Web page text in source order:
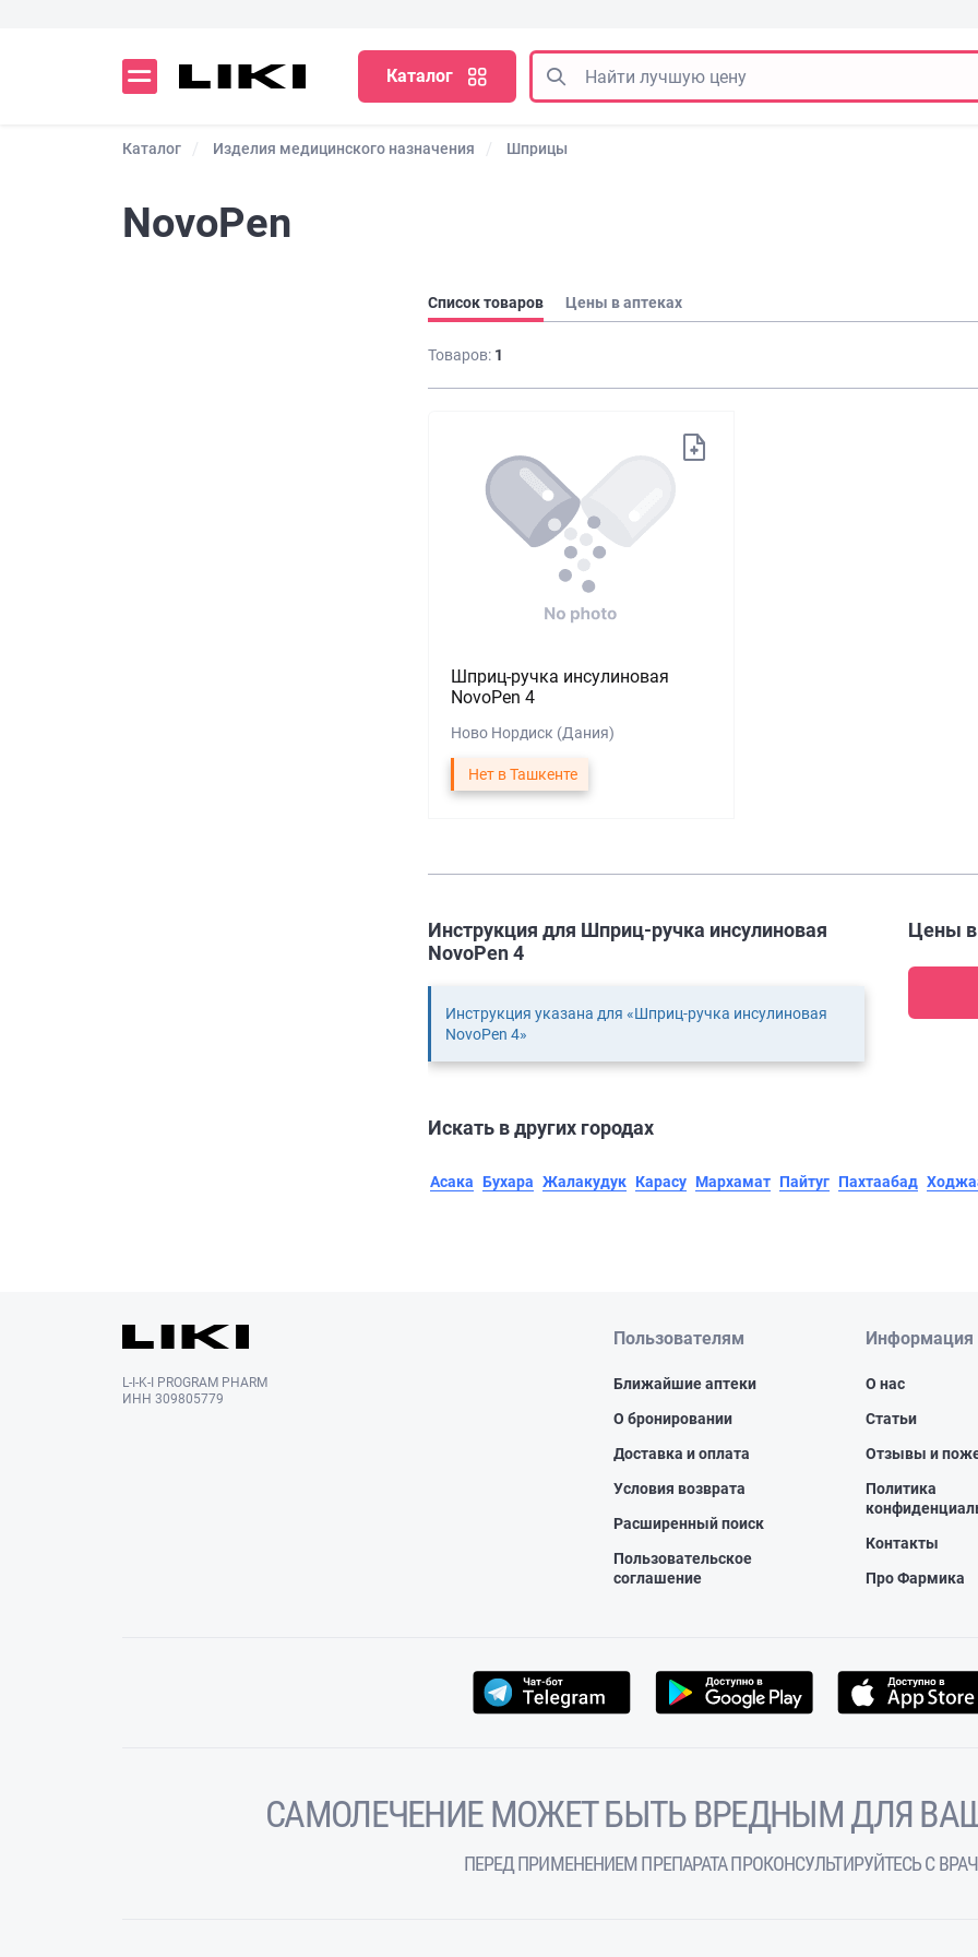
Каталог
Каталог Изделия медицинского назначения Шприцы
NovoPen
Список товаров Цены в аптеках
Товаров: 1
Шприц-ручка инсулиновая
NovoPen 4
Ново Нордиск (Дания)
Нет в Ташкенте
Цены в
Инструкция для Шприц-ручка инсулиновая
NovoPen 4
Инструкция указана для «Шприц-ручка инсулиновая
NovoPen 4»
Искать в других городах
Асака Бухара Жалакудук Карасу Мархамат Пайтуг Пахтаабад
L-I-K-I PROGRAM PHARM
ИНН 309805779
Пользователям
Ближайшие аптеки
О бронировании
Доставка и оплата
Условия возврата
Расширенный поиск
Пользовательское
соглашение
Информация
О нас
Статьи
Отзывы и
Политика
Контакты
Про Фармика
САМОЛЕЧЕНИЕ МОЖЕТ БЫТЬ ВРЕДНЫМ ДЛЯ
ПЕРЕД ПРИМЕНЕНИЕМ ПРЕПАРАТА ПРОКОНСУЛЬТИРУЙТЕСЬ С